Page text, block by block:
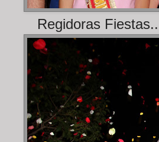
Regidoras